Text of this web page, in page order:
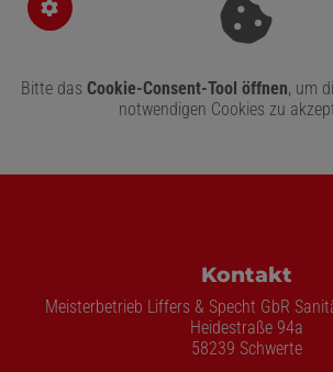
Bitte das Cookie-Consent-Tool öffnen, um
notwendigen Cookies zu
Kontakt
Meisterbetrieb Liffers & Specht GbR
Heidestraße 94a
58239 Schwerte